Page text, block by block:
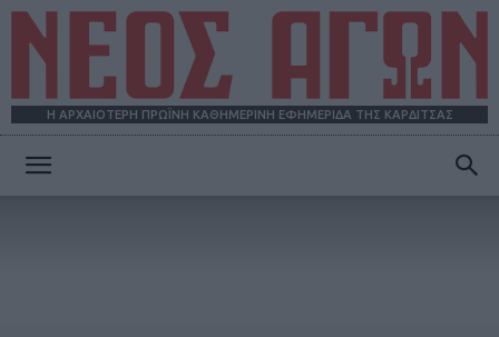
Η ΑΡΧΑΙΟΤΕΡΗ ΠΡΩΪΝΗ ΚΑΘΗΜΕΡΙΝΗ ΕΦΗΜΕΡΙΔΑ ΤΗΣ ΚΑΡΔΙΤΣΑΣ